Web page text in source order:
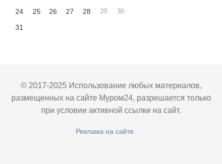
24 25 26 27 28 29 30
31
© 2017-2025 Использование любых материалов,
размещенных на сайте Муром24, разрешается только
при условии активной ссылки на сайт.
Реклама на сайте